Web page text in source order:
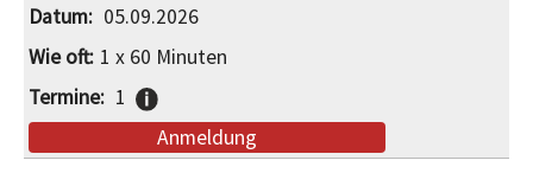
05.09.2026
1 x 60 Minuten
1
Anmeldung